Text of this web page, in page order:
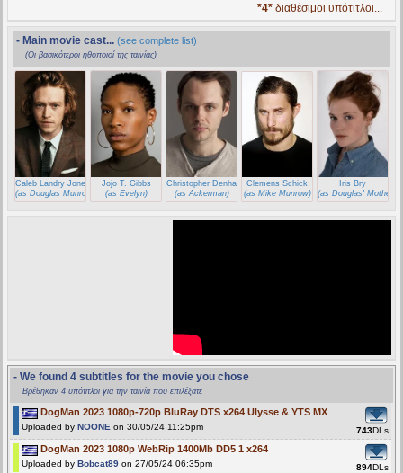
*4* διαθέσιμοι υπότιτλοι...
- Main movie cast... (see complete list)
(Οι βασικότεροι ηθοποιοί της ταινίας)
Caleb Landry Jones
(as Douglas Munrow)
Jojo T. Gibbs
(as Evelyn)
Christopher Denham
(as Ackerman)
Clemens Schick
(as Mike Munrow)
Iris Bry
(as Douglas' Mother)
- We found 4 subtitles for the movie you chose
Βρέθηκαν 4 υπότιτλοι για την ταινία που επιλέξατε
DogMan 2023 1080p-720p BluRay DTS x264 Ulysse & YTS MX
Uploaded by NOONE on 30/05/24 11:25pm 743DLs
DogMan 2023 1080p WebRip 1400Mb DD5 1 x264
Uploaded by Bobcat89 on 27/05/24 06:35pm 894DLs